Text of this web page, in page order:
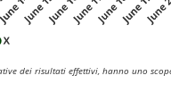
dei risultati effettivi, hanno uno